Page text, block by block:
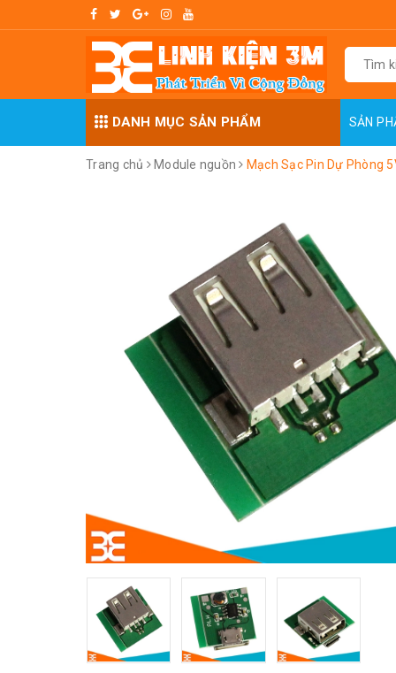
DANH MỤC SẢN PHẨM SẢN
Trang chủ Module nguồn Mạch Sạc Pin Dự Phòng